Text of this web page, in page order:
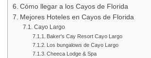
Cómo llegar a los Cayos de Florida
Mejores Hoteles en Cayos de Florida
Cayo Largo
Baker's Cay Resort Cayo Largo
Los bungalows de Cayo Largo
Cheeca Lodge & Spa